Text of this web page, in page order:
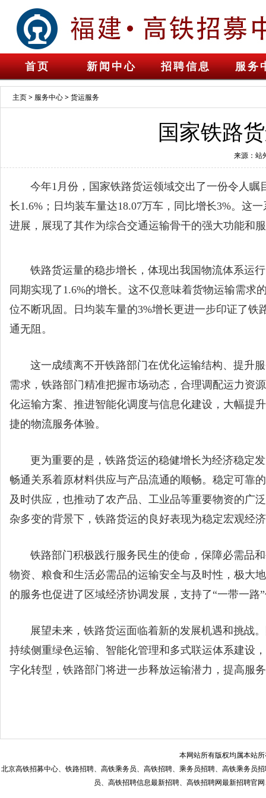
首页 新闻中心 招聘信息 服务
主页> 服务中心>货运服务
国家铁路
来源：站
今年1月份，国家铁路货运领域交出了一份令人瞩
长1.6%；日均装车量达18.07万车，同比增长3%。这
进展，展现了其作为综合交通运输骨干的强大功能和
铁路货运量的稳步增长，体现出我国物流体系运行
同期实现了1.6%的增长。这不仅意味着货物运输需
位不断巩固。日均装车量的3%增长更进一步印证了
通无阻。
这一成绩离不开铁路部门在优化运输结构、提升服
需求，铁路部门精准把握市场动态，合理调配运力资
化运输方案、推进智能化调度与信息化建设，大幅提
捷的物流服务体验。
更为重要的是，铁路货运的稳健增长为经济稳定发
畅通关系着原材料供应与产品流通的顺畅。稳定可靠
及时供应，也推动了农产品、工业品等重要物资的广
杂多变的背景下，铁路货运的良好表现为稳定宏观经
铁路部门积极践行服务民生的使命，保障必需品和
物资、粮食和生活必需品的运输安全与及时性，极大
的服务也促进了区域经济协调发展，支持了“一带一
展望未来，铁路货运面临着新的发展机遇和挑战。
持续侧重绿色运输、智能化管理和多式联运体系建设
字化转型，铁路部门将进一步释放运输潜力，提高服
本网站所有版权均属本站
北京高铁招募中心、铁路招聘、高铁乘务员、高铁招聘、乘务员招聘、高铁乘务员
员、高铁招聘信息最新招聘、高铁招聘网最新招聘官